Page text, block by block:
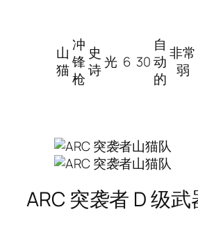
山
猫
冲
锋
枪
史
诗光 6 30
自
动
的
非常
弱
ARC 突袭者 D 级武